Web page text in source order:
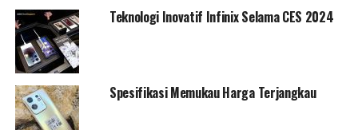
layar 14 inci yang jernih, dan ditenagai oleh prosesor
Intel® Core™ i5 yang kuat.
Harga untuk INBOOK Air Pro+ adalah Rp 9.999.000,
sementara INBOOK Air dibanderol Rp 7.499.000. Kedua
perangkat ini mulai tersedia pada 25 Oktober di semua
channel penjualan resmi Infinix Indonesia.
Teknologi Inovatif Infinix Selama CES 2024
Spesifikasi Memukau Harga Terjangkau